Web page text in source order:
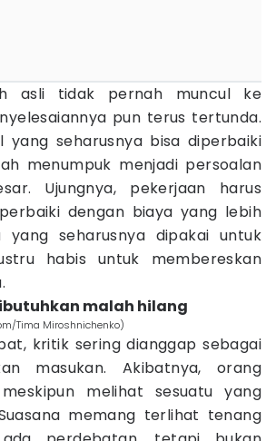
asli tidak pernah muncul ke
pun terus tertunda.
yang seharusnya bisa diperbaiki
menumpuk menjadi persoalan
Ujungnya, pekerjaan harus
dengan biaya yang lebih
yang seharusnya dipakai untuk
habis untuk membereskan
malah hilang
Tima Miroshnichenko)
kritik sering dianggap sebagai
masukan. Akibatnya, orang
melihat sesuatu yang
memang terlihat tenang